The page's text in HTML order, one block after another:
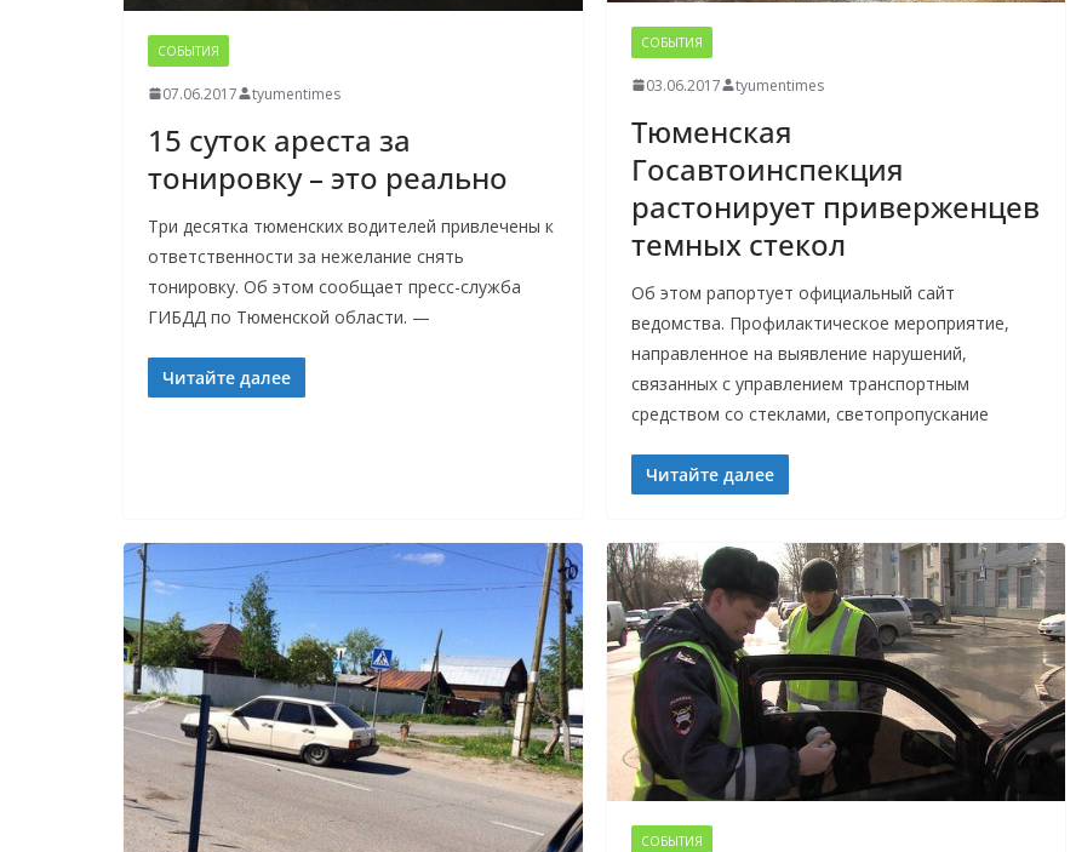
СОБЫТИЯ
07.06.2017 tyumentimes
15 суток ареста за
тонировку – это реально
Три десятка тюменских водителей привлечены к
ответственности за нежелание снять
тонировку. Об этом сообщает пресс-служба
ГИБДД по Тюменской области. —
Читайте далее
СОБЫТИЯ
03.06.2017 tyumentimes
Тюменская
Госавтоинспекция
растонирует приверженцев
темных стекол
Об этом рапортует официальный сайт
ведомства. Профилактическое мероприятие,
направленное на выявление нарушений,
связанных с управлением транспортным
средством со стеклами, светопропускание
Читайте далее
СОБЫТИЯ